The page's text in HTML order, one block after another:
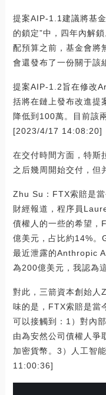
提案AIP-1.1建議將基
的鎖定”中，四年內解
配預算之前，基金會將
會還發布了一份關于該
提案AIP-1.2旨在修改
括將在鏈上發布改進提
降低到100萬。目前該
[2023/4/17 14:08:20]
在交付時間方面，特斯
之后幾周開始交付，但
Zhu Su：FTX索賠是
財經報道，程序員
債權人的一些的希望
億美元，占比約14%
最近泄露的Anthropic
為200億美元，我認為
對此，三箭資本創始人
味的是，FTX索賠是當
可以接觸到：1）對內
由為安然公司債權人爭
加密貨幣。3）人工智
11:00:36]